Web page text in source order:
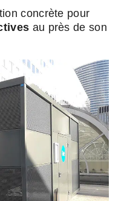
concrète pour
au près de son